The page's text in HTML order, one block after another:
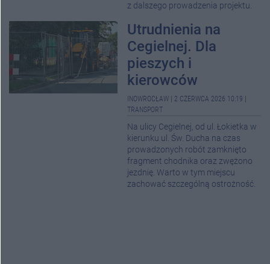
z dalszego prowadzenia projektu.
Utrudnienia na
Cegielnej. Dla
pieszych i
kierowców
INOWROCŁAW 2 CZERWCA 2026 10:19
TRANSPORT
Na ulicy Cegielnej, od ul. Łokietka w
kierunku ul. Św. Ducha na czas
prowadzonych robót zamknięto
fragment chodnika oraz zwężono
jezdnię. Warto w tym miejscu
zachować szczególną ostrożność.